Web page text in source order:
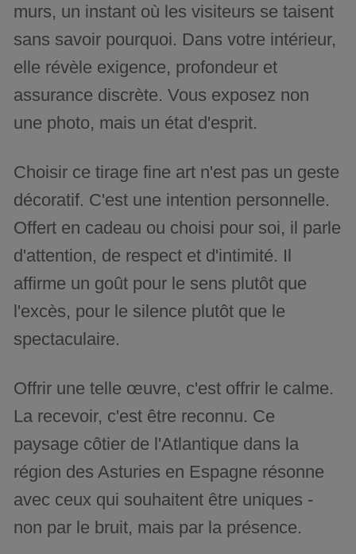
murs, un instant où les visiteurs se taisent
sans savoir pourquoi. Dans votre intérieur,
elle révèle exigence, profondeur et
assurance discrète. Vous exposez non
une photo, mais un état d'esprit.
Choisir ce tirage fine art n'est pas un geste
décoratif. C'est une intention personnelle.
Offert en cadeau ou choisi pour soi, il parle
d'attention, de respect et d'intimité. Il
affirme un goût pour le sens plutôt que
l'excès, pour le silence plutôt que le
spectaculaire.
Offrir une telle œuvre, c'est offrir le calme.
La recevoir, c'est être reconnu. Ce
paysage côtier de l'Atlantique dans la
région des Asturies en Espagne résonne
avec ceux qui souhaitent être uniques -
non par le bruit, mais par la présence.